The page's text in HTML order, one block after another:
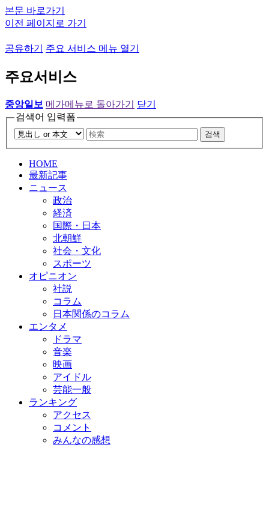
본문 바로가기
이전 페이지로 가기
공유하기 주요 서비스 메뉴 열기
주요서비스
중앙일보 메가메뉴로 돌아가기
닫기
검색어 입력폼
검색
HOME
最新記事
ニュース
政治
経済
国際・日本
北朝鮮
社会・文化
スポーツ
オピニオン
社説
コラム
日本関係のコラム
エンタメ
ドラマ
音楽
映画
アイドル
芸能一般
ランキング
アクセス
コメント
みんなの感想